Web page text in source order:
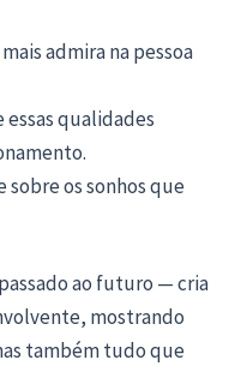
admira na pessoa
qualidades
os sonhos que
ao futuro — cria
mostrando
também tudo que